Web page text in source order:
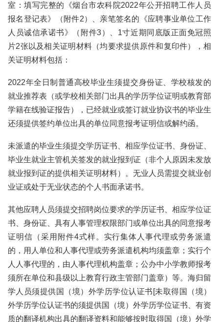
室：填写完整的《烟台市农科院2022年公开招聘工作人员
报名登记表》（附件2）、亲笔签名的《应聘事业单位工作
人员诚信承诺书》（附件3）、1寸近期同底版正面免冠照
片2张以及相关证明材料（均要求提供原件和复印件），相
关证明材料包括：
2022年全日制普通高校毕业生须提交身份证、学校核发的
就业推荐表（或学校相关部门出具的学历学位证明或教育部
学籍在线验证报告），已经就业或签订就业协议书的毕业生
还须提供签约单位出具的单位同意报考证明信或解约函。
未派遣的毕业生须提交学历证书、相应学位证书、身份证、
毕业生就业主管机关签发的就业报到证（非个人原因未发放
就业报到证的提供相关证明材料）。无业人员需提交就业创
业证或处于无业状态的个人书面承诺书。
其他应聘人员须提交招聘岗位要求的学历证书、相应学位证
书、身份证、具有人事管理权限部门或单位出具的同意报考
证明信（采用附件4式样。实行集体人事代理或劳务派遣
的，用人单位和人事代理或劳务派遣机构均须盖章；实行个
人人事代理的，由人事代理机构盖章；公办中小学教师报考
须所在单位和县级以上教育行政主管部门盖章）等。海归留
学人员须提供国（境）外学历学位认证书[未取得国（境）
外学历学位认证书的须提供国（境）外学历学位证书、有资
质的翻译机构出具的翻译资料和能够按时取得国（境）外学